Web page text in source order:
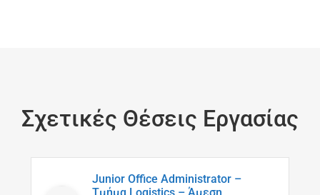
Σχετικές Θέσεις Εργασίας
Junior Office Administrator –